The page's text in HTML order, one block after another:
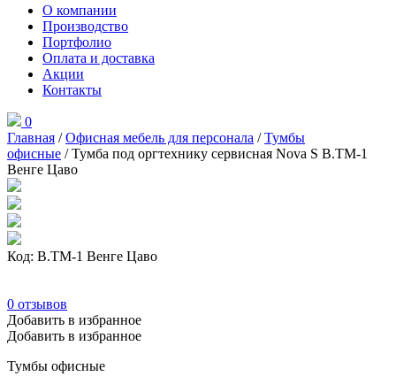
О компании
Производство
Портфолио
Оплата и доставка
Акции
Контакты
0
Главная /Офисная мебель для персонала /Тумбы
офисные / Тумба под оргтехнику сервисная Nova S В.ТМ-1
Венге Цаво
Код: В.ТМ-1 Венге Цаво
0 отзывов
Добавить в избранное
Добавить в избранное
Тумбы офисные